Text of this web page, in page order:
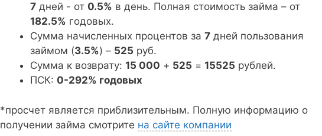
7 дней - от 0.5% в день. Полная стоимость займа – от
182.5% годовых.
Сумма начисленных процентов за7 дней пользования
займом (3.5%) – 525 руб.
Сумма к возврату:15 000 + 525 =15525 рублей.
ПСК: 0-292% годовых
*просчет является приблизительным. Полную информацию о
получении займа смотрите на сайте компании